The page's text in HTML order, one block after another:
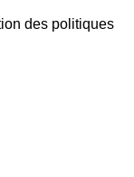
des politiques